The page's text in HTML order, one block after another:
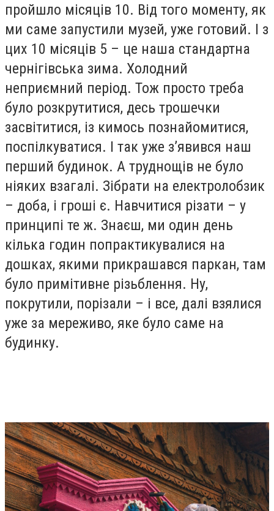
пройшло місяців 10. Від того моменту, як
ми саме запустили музей, уже готовий. І з
цих 10 місяців 5 – це наша стандартна
чернігівська зима. Холодний
неприємний період. Тож просто треба
було розкрутитися, десь трошечки
засвітитися, із кимось познайомитися,
поспілкуватися. І так уже з’явився наш
перший будинок. А труднощів не було
ніяких взагалі. Зібрати на електролобзик
– доба, і гроші є. Навчитися різати – у
принципі те ж. Знаєш, ми один день
кілька годин попрактикувалися на
дошках, якими прикрашався паркан, там
було примітивне різьблення. Ну,
покрутили, порізали – і все, далі взялися
уже за мереживо, яке було саме на
будинку.